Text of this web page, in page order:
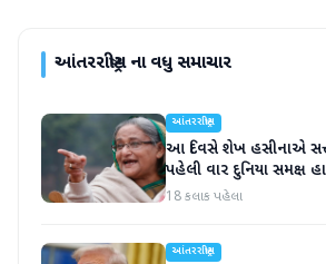
આંતરરાષ્ટ્રીયના વધુ સમાચાર
આંતરરાષ્ટ્રીય
આ દિવસે શેખ હસીનાએ
પહેલી વાર દુનિયા સમક્ષ
18 કલાક પહેલા
આંતરરાષ્ટ્રીય